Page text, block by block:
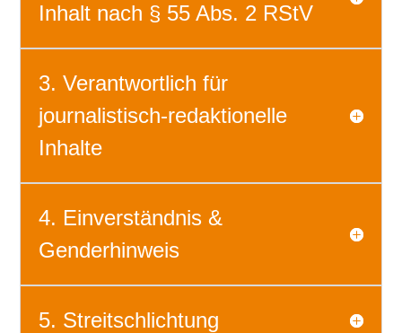
Inhalt nach § 55 Abs. 2 RStV
3. Verantwortlich für
journalistisch-redaktionelle
Inhalte
4. Einverständnis &
Genderhinweis
5. Streitschlichtung